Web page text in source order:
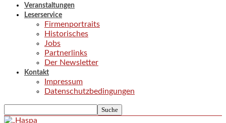
Veranstaltungen
Leserservice
Firmenportraits
Historisches
Jobs
Partnerlinks
Der Newsletter
Kontakt
Impressum
Datenschutzbedingungen